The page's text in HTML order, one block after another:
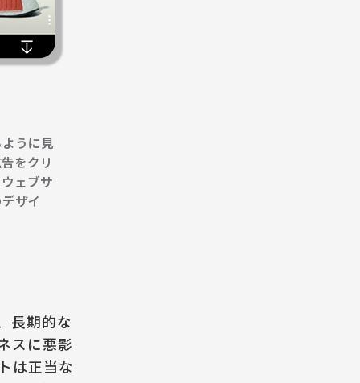
うに見
をクリ
ェブサ
ザイ
長期的な
スに悪影
は正当な